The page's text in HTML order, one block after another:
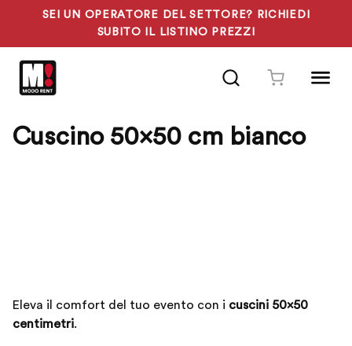
SEI UN OPERATORE DEL SETTORE? RICHIEDI
SUBITO IL LISTINO PREZZI
contenuto
Cuscino 50×50 cm bianco
Eleva il comfort del tuo evento con i cuscini 50×50
centimetri.